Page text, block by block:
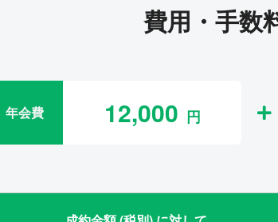
費用・手数
年会費 12,000